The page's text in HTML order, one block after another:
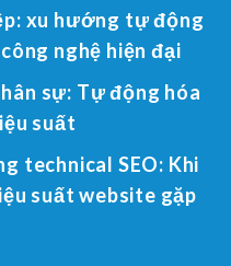
xu hướng tự động
nghệ hiện đại
sự: Tự động hóa
suất
technical SEO: Khi
suất website gặp